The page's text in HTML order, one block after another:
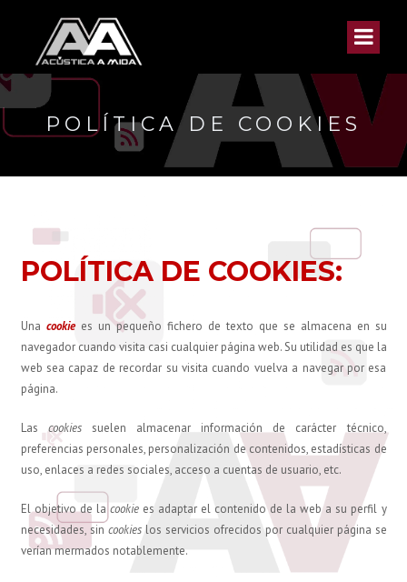
POLÍTICA DE COOKIES
POLÍTICA DE COOKIES:
Una cookiees un pequeño fichero de texto que se almacena en su
navegador cuando visita casi cualquier página web. Su utilidad es que la
web sea capaz de recordar su visita cuando vuelva a navegar por esa
página.
Las cookiessuelen almacenar información de carácter técnico,
preferencias personales, personalización de contenidos, estadísticas de
uso, enlaces a redes sociales, acceso a cuentas de usuario, etc.
El objetivo de la cookiees adaptar el contenido de la web a su perfil y
necesidades, sin cookieslos servicios ofrecidos por cualquier página se
verían mermados notablemente.